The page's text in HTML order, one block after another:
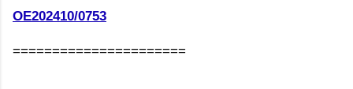
OE202410/0753
======================